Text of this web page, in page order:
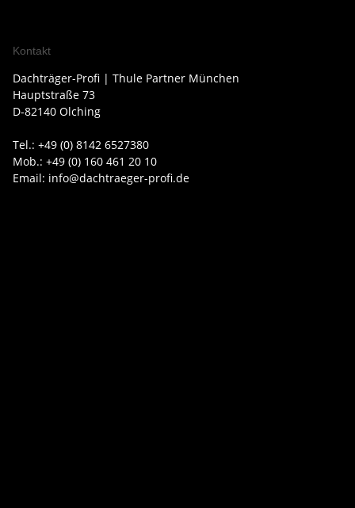
Kontakt
Dachträger-Profi | Thule Partner München
Hauptstraße 73
D-82140 Olching
Tel.: +49 (0) 8142 6527380
Mob.: +49 (0) 160 461 20 10
Email: info@dachtraeger-profi.de